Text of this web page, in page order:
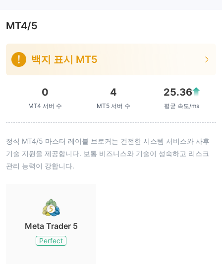
MT4/5
백지 표시 MT5
0
MT4 서버 수
4
MT5 서버 수
25.36
평균 속도/ms
정식 MT4/5 마스터 레이블 브로커는 건전한 시스템 서비스와 사후
기술 지원을 제공합니다. 보통 비즈니스와 기술이 성숙하고 리스크
관리 능력이 강합니다.
Meta Trader 5
Perfect